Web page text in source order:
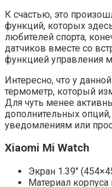
К счастью, это
функций, которых
любителей спорта,
датчиков вместе со
функцией управления
Интересно, что у
термометр, который
Для чуть менее
дополнительных опций,
уведомлениям или
Xiaomi Mi Watch
Экран 1.39″
Материал